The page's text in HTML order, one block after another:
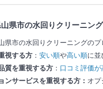
県市の水回りクリーニン
県市の水回りクリーニングの
視する方 ： 安い順や高い順に並
質を重視する方 ： 口コミ評価が
ンサービスを重視する方： オプ